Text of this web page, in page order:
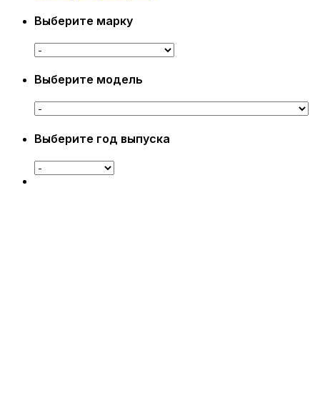
Выберите марку
Выберите модель
Выберите год выпуска